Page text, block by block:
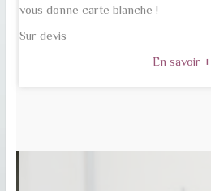
vous donne carte blanche !
Sur devis
En savoir +